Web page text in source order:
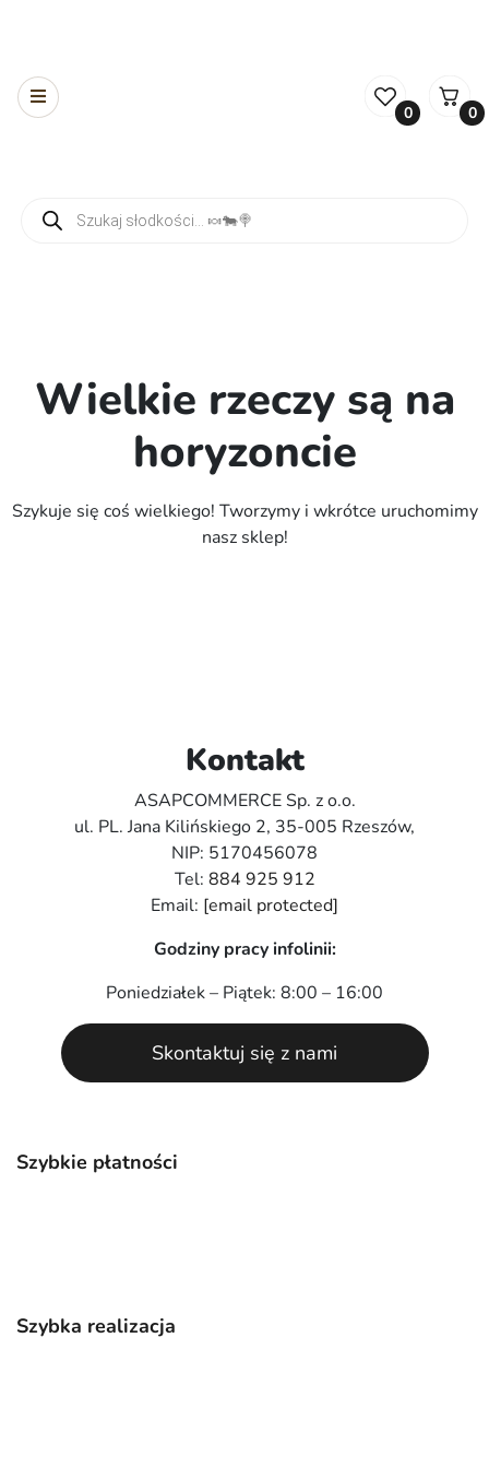
0 0
Wielkie rzeczy są na
horyzoncie
Szykuje się coś wielkiego! Tworzymy i wkrótce uruchomimy
nasz sklep!
Szybkie płatności
Szybka realizacja
Kontakt
ASAPCOMMERCE Sp. z o.o.
ul. PL. Jana Kilińskiego 2, 35-005 Rzeszów,
NIP: 5170456078
Tel: 884 925 912
Email: [email protected]
Godziny pracy infolinii:
Poniedziałek – Piątek: 8:00 – 16:00
Skontaktuj się z nami